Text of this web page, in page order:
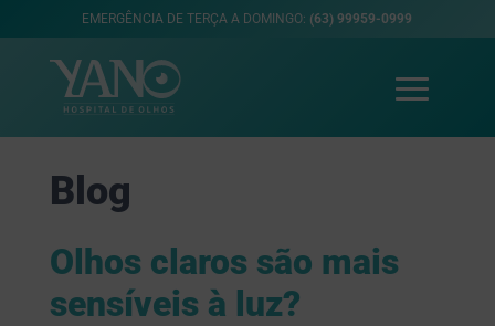
EMERGÊNCIA DE TERÇA A DOMINGO: (63) 99959-0999
Blog
Olhos claros são mais
sensíveis à luz?